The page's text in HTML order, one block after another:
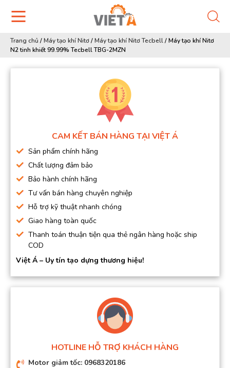
Trang chủ /Máy tạo khí Nitơ/Máy tạo khí Nitơ Tecbell/Máy tạo khí Nitơ
N2 tinh khiết 99.99% Tecbell TBG-2MZN
CAM KẾT BÁN HÀNG TẠI VIỆT Á
Sản phẩm chính hãng
Chất lượng đảm bảo
Bảo hành chính hãng
Tư vấn bán hàng chuyên nghiệp
Hỗ trợ kỹ thuật nhanh chóng
Giao hàng toàn quốc
Thanh toán thuận tiện qua thẻ ngân hàng hoặc ship
COD
Việt Á – Uy tín tạo dựng thương hiệu!
HOTLINE HỖ TRỢ KHÁCH HÀNG
Motor giảm tốc: 0968320186